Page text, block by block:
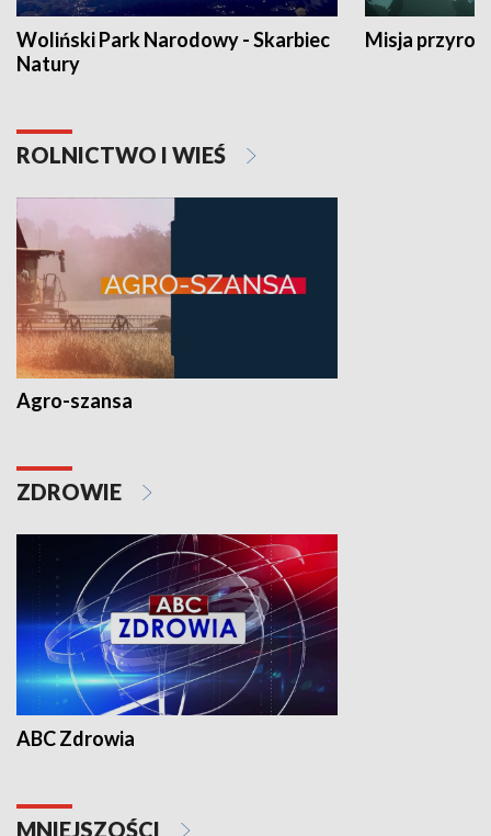
Woliński Park Narodowy - Skarbiec
Natury
Misja
ROLNICTWO I WIEŚ
Agro-szansa
ZDROWIE
ABC Zdrowia
MNIEJSZOŚCI